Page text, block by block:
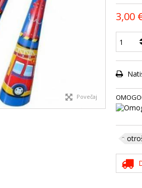
Povečaj
3,00